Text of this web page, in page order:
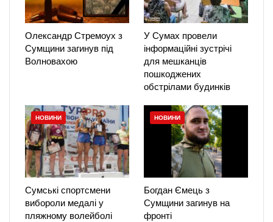
Олександр Стремоух з
Сумщини загинув під
Волновахою
У Сумах провели
інформаційні зустрічі
для мешканців
пошкоджених
обстрілами будинків
НОВИНИ
Сумські спортсмени
вибороли медалі у
пляжному волейболі
НОВИНИ
Богдан Ємець з
Сумщини загинув на
фронті